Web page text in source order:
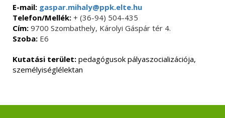
E-mail: gaspar.mihaly@ppk.elte.hu
Telefon/Mellék: + (36-94) 504-435
Cím: 9700 Szombathely, Károlyi Gáspár tér 4.
Szoba: E6
Kutatási terület: pedagógusok pályaszocializációja,
személyiséglélektan